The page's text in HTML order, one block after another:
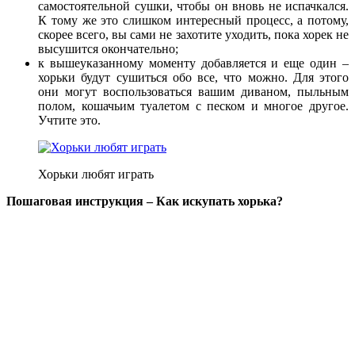
самостоятельной сушки, чтобы он вновь не испачкался.
К тому же это слишком интересный процесс, а потому,
скорее всего, вы сами не захотите уходить, пока хорек не
высушится окончательно;
к вышеуказанному моменту добавляется и еще один –
хорьки будут сушиться обо все, что можно. Для этого
они могут воспользоваться вашим диваном, пыльным
полом, кошачьим туалетом с песком и многое другое.
Учтите это.
Хорьки любят играть
Пошаговая инструкция – Как искупать хорька?